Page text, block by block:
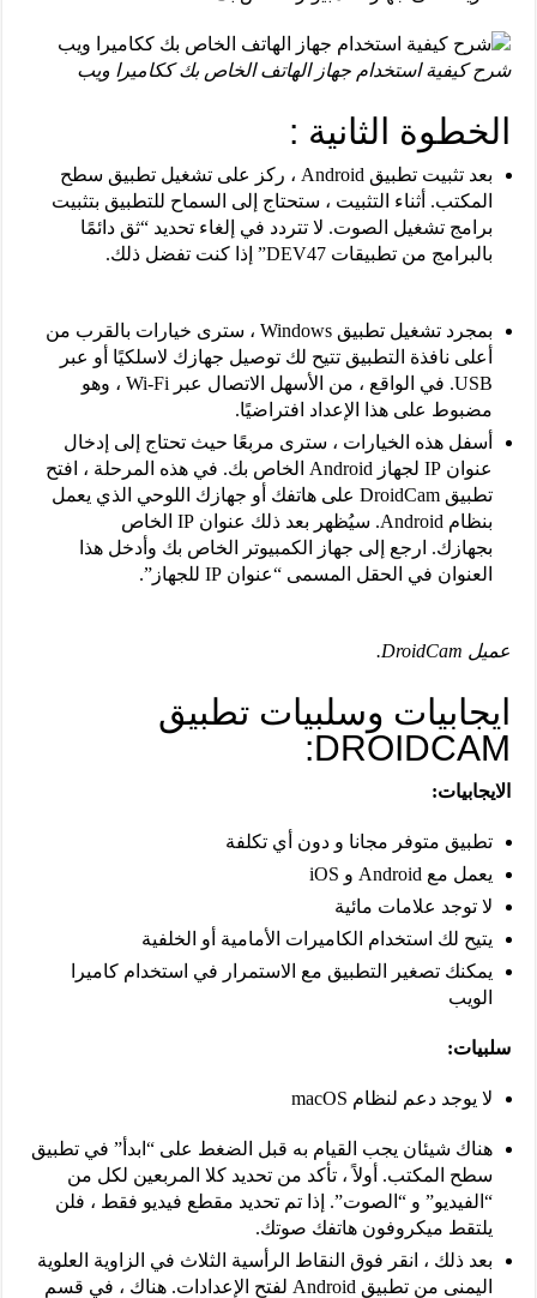
شرح كيفية استخدام جهاز الهاتف الخاص بك ككاميرا ويب
الخطوة الثانية :
بعد تثبيت تطبيق Android ، ركز على تشغيل تطبيق سطح
المكتب. أثناء التثبيت ، ستحتاج إلى السماح للتطبيق بتثبيت
برامج تشغيل الصوت. لا تتردد في إلغاء تحديد “ثق دائمًا
بالبرامج من تطبيقات DEV47” إذا كنت تفضل ذلك.
بمجرد تشغيل تطبيق Windows ، سترى خيارات بالقرب من
أعلى نافذة التطبيق تتيح لك توصيل جهازك لاسلكيًا أو عبر
USB. في الواقع ، من الأسهل الاتصال عبر Wi-Fi ، وهو
مضبوط على هذا الإعداد افتراضيًا.
أسفل هذه الخيارات ، سترى مربعًا حيث تحتاج إلى إدخال
عنوان IP لجهاز Android الخاص بك. في هذه المرحلة ، افتح
تطبيق DroidCam على هاتفك أو جهازك اللوحي الذي يعمل
بنظام Android. سيُظهر بعد ذلك عنوان IP الخاص
بجهازك. ارجع إلى جهاز الكمبيوتر الخاص بك وأدخل هذا
العنوان في الحقل المسمى “عنوان IP للجهاز”.
عميل DroidCam.
ايجابيات وسلبيات تطبيق
DROIDCAM:
الايجابيات:
تطبيق متوفر مجانا و دون أي تكلفة
يعمل مع Android و iOS
لا توجد علامات مائية
يتيح لك استخدام الكاميرات الأمامية أو الخلفية
يمكنك تصغير التطبيق مع الاستمرار في استخدام كاميرا
الويب
سلبيات:
لا يوجد دعم لنظام macOS
هناك شيئان يجب القيام به قبل الضغط على “ابدأ” في تطبيق
سطح المكتب. أولاً ، تأكد من تحديد كلا المربعين لكل من
“الفيديو” و “الصوت”. إذا تم تحديد مقطع فيديو فقط ، فلن
يلتقط ميكروفون هاتفك صوتك.
بعد ذلك ، انقر فوق النقاط الرأسية الثلاث في الزاوية العلوية
اليمنى من تطبيق Android لفتح الإعدادات. هناك ، في قسم